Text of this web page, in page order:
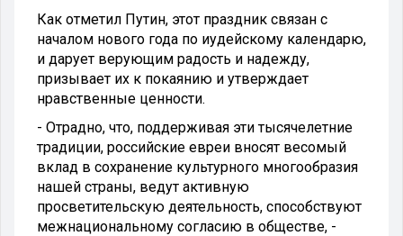
Как отметил Путин, этот праздник связан с
началом нового года по иудейскому календарю,
и дарует верующим радость и надежду,
призывает их к покаянию и утверждает
нравственные ценности.
- Отрадно, что, поддерживая эти тысячелетние
традиции, российские евреи вносят весомый
вклад в сохранение культурного многообразия
нашей страны, ведут активную
просветительскую деятельность, способствуют
межнациональному согласию в обществе, -